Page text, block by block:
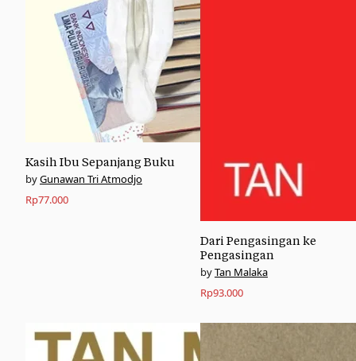
Kasih Ibu Sepanjang Buku
Gunawan Tri Atmodjo
Rp77.000
Dari Pengasingan ke
Pengasingan
Tan Malaka
Rp93.000